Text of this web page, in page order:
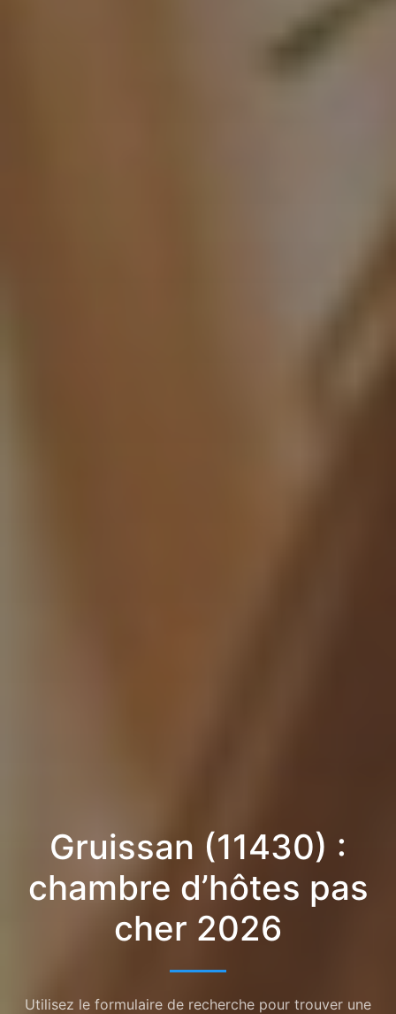
Gruissan (11430) :
chambre d’hôtes pas
cher 2026
Utilisez le formulaire de recherche pour trouver une